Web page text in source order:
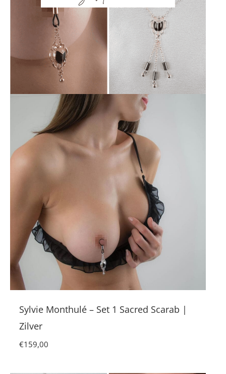
Sylvie Monthulé – Set 1 Sacred Scarab |
Zilver
€159,00